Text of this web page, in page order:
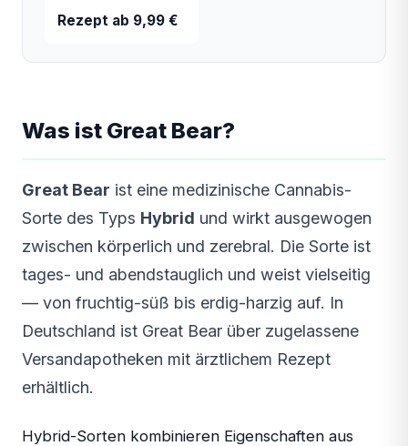
Rezept ab 9,99 €
Was ist Great Bear?
Great Bear ist eine medizinische Cannabis-
Sorte des Typs Hybrid und wirkt ausgewogen
zwischen körperlich und zerebral. Die Sorte ist
tages- und abendstauglich und weist vielseitig
— von fruchtig-süß bis erdig-harzig auf. In
Deutschland ist Great Bear über zugelassene
Versandapotheken mit ärztlichem Rezept
erhältlich.
Hybrid-Sorten kombinieren Eigenschaften aus